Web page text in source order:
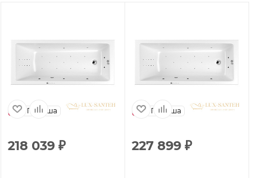
Польша
218 039 ₽
Польша
227 899 ₽